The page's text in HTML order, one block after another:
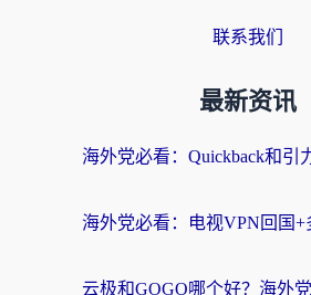
联系我们
最新资讯